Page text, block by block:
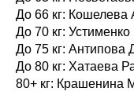
До 66 кг: Кошелева
До 70 кг:
До 75 кг: Антипова
До 80 кг: Хатаева
80+ кг: Крашенина